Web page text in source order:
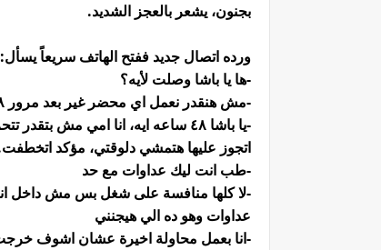
بجنون، يشعر بالعجز الشديد.
ورده اتصال جديد ففتح الهاتف سريعاً يسأل:
-ها يا باشا وصلت لأيه؟
-مش هنقدر نعمل اي محضر غير بعد مرور ٤٨ ساعه.
-يا باشا ٤٨ ساعه ايه، انا امي
اتجوز عليها هتمشي دلوقتي، مؤكد
-طب انت ليك عداوات مع حد
-لا كلها منافسة على شغل بس مش داخل
عداوات وهو ده الي هيجنني
-انا بعمل محاولة اخيرة عشان اشوف